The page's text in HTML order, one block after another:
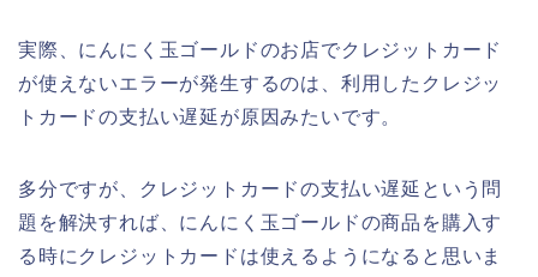
実際、にんにく玉ゴールドのお店でクレジットカード
が使えないエラーが発生するのは、利用したクレジッ
トカードの支払い遅延が原因みたいです。
多分ですが、クレジットカードの支払い遅延という問
題を解決すれば、にんにく玉ゴールドの商品を購入す
る時にクレジットカードは使えるようになると思いま